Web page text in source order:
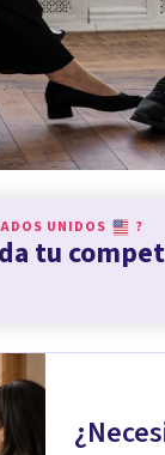
UNIDOS ?
tu